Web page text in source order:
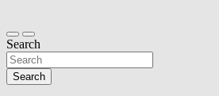
Search
Search